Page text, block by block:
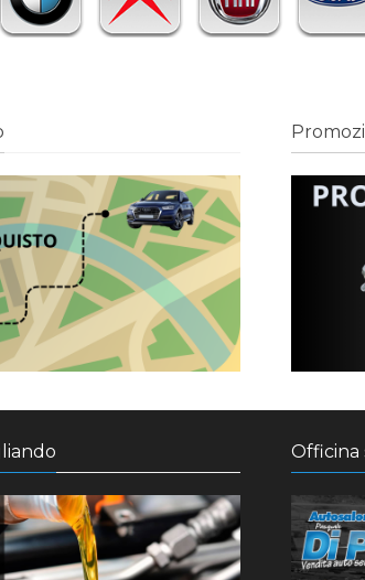
Officina